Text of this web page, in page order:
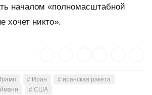
началом «полномасштабной
хочет никто».
# Иран
# иранская ракета
# США